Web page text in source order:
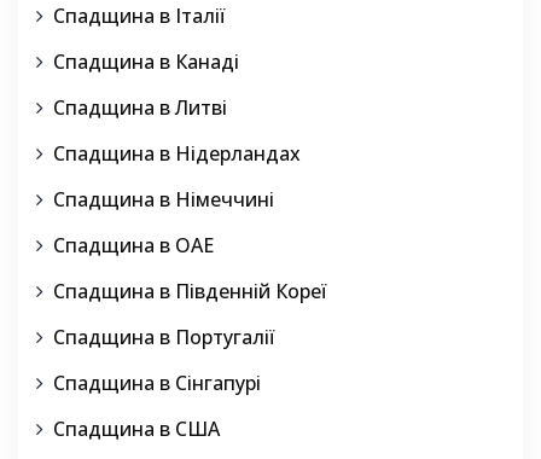
Спадщина в Італії
Спадщина в Канаді
Спадщина в Литві
Спадщина в Нідерландах
Спадщина в Німеччині
Спадщина в ОАЕ
Спадщина в Південній Кореї
Спадщина в Португалії
Спадщина в Сінгапурі
Спадщина в США